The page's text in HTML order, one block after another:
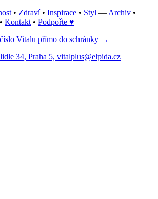
• Zdraví• Inspirace • Styl — Archiv •
• Kontakt • Podpořte ♥
Vitalu přímo do schránky →
34, Praha 5, vitalplus@elpida.cz